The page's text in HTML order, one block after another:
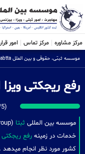
مرکز مشاوره مرکز تماس امور
موسسه ثبتی، حقوقی و بین الملل Sabtta
رفع ریجکتی ویزا
(5/5) 1513 امتیاز
موسسه بین المللی ثبتا
خدمات در زمینه رفع ریجکتی
کشور مورد نظر انجام میدهد .